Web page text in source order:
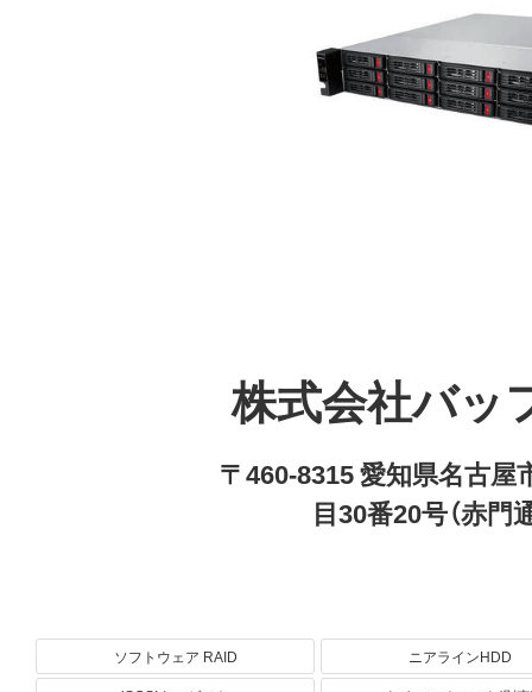
株式会社バッ
〒460-8315 愛知県名古屋
目30番20号（赤門
ソフトウェア RAID
ニアラインHDD